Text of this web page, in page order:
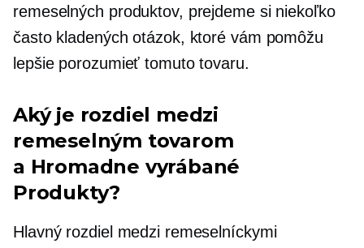
remeselných produktov, prejdeme si niekoľko
často kladených otázok, ktoré vám pomôžu
lepšie porozumieť tomuto tovaru.
Aký je rozdiel medzi
remeselným tovarom
a Hromadne vyrábané
Produkty?
Hlavný rozdiel medzi remeselníckymi